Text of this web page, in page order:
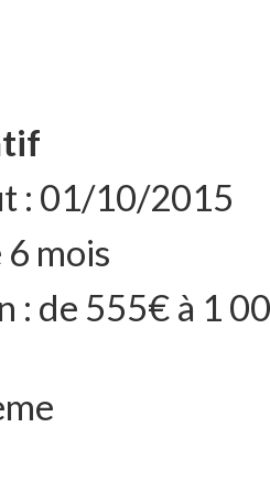
: 01/10/2015
6 mois
: de 555€ à 1